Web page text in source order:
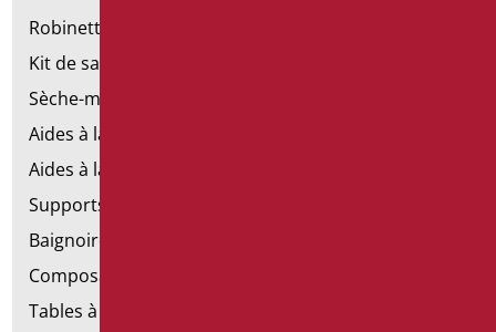
Robinetterie
Kit de salle de bains standard
Sèche-mains électriques
Aides à la salle de bains d'émergence
Aides à la salle de bains en acier inoxydable
Supports de fixation pour les murs en placoplâtre
Baignoires avec porte
Composants de la main courante
Tables à langer